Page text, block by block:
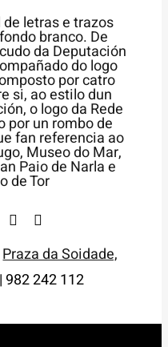
Praza da Soidade,
982 242 112